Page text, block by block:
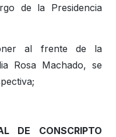
de la Presidencia
al frente de la
Rosa Machado, se
DE CONSCRIPTO